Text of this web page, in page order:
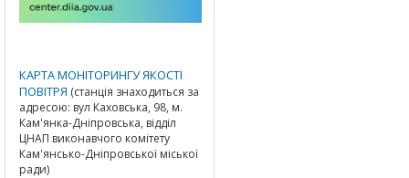
КАРТА МОНІТОРИНГУ ЯКОСТІ
ПОВІТРЯ (станція знаходиться за
адресою: вул Каховська, 98, м.
Кам'янка-Дніпровська, відділ
ЦНАП виконавчого комітету
Кам'янсько-Дніпровської міської
ради)